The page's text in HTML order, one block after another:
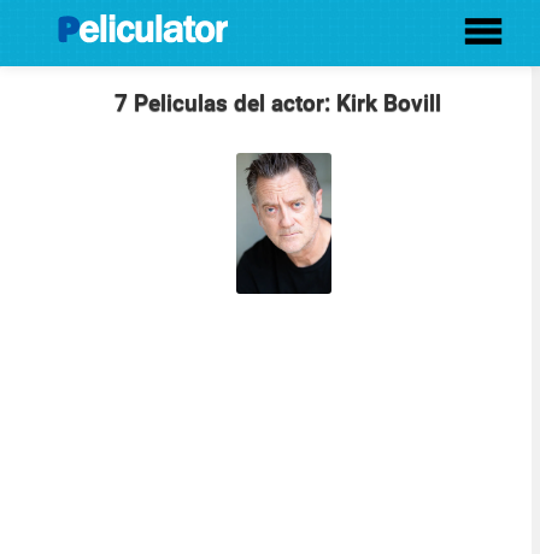
7 Peliculas del actor: Kirk Bovill